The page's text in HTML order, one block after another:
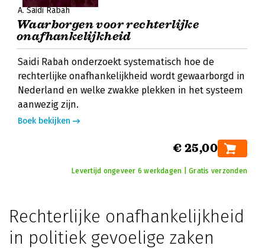
A. Saidi Rabah
Waarborgen voor rechterlijke
onafhankelijkheid
Saidi Rabah onderzoekt systematisch hoe de
rechterlijke onafhankelijkheid wordt gewaarborgd in
Nederland en welke zwakke plekken in het systeem
aanwezig zijn.
Boek bekijken
€ 25,00
Levertijd ongeveer 6 werkdagen | Gratis verzonden
Rechterlijke onafhankelijkheid
in politiek gevoelige zaken